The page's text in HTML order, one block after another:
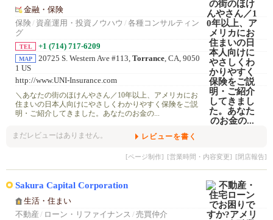
金融・保険
保険/ 資産運用・投資ノウハウ / 各種コンサルティン
グ
TEL +1 (714) 717-6209
MAP 20725 S. Western Ave #113, Torrance , CA, 9050
1 US
http://www.UNI-Insurance.com
＼あなたの街のほけんやさん／10年以上、アメリカにお
住まいの日本人向けにやさしくわかりやすく保険をご説
明・ご紹介してきました。あなたのお金の...
まだレビューはありません。 レビューを書く
[ページ制作] [営業時間・内容変更] [閉店報告]
Sakura Capital Corporation
生活・住まい
不動産 / ローン・リファイナンス / 売買仲介